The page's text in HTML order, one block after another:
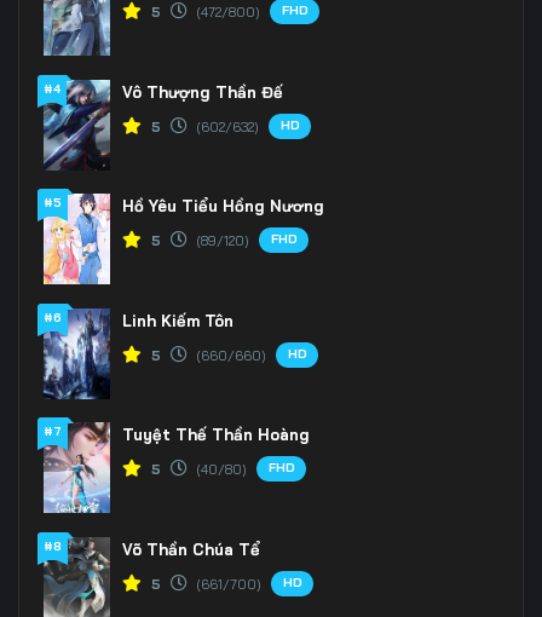
5 (472/800) FHD
#4 Vô Thượng Thần Đế
5 (602/632) HD
#5 Hồ Yêu Tiểu Hồng Nương
5 (89/120) FHD
#6 Linh Kiếm Tôn
5 (660/660) HD
#7 Tuyệt Thế Thần Hoàng
5 (40/80) FHD
#8 Võ Thần Chúa Tể
5 (661/700) HD